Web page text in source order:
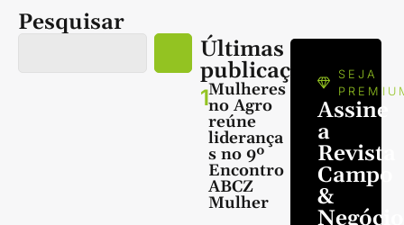
Pesquisar
Últimas
publicações
1Mulheres
no Agro
reúne
liderança
s no 9º
Encontro
ABCZ
Mulher
SEJA
Assine
a
Revista
Campo
&